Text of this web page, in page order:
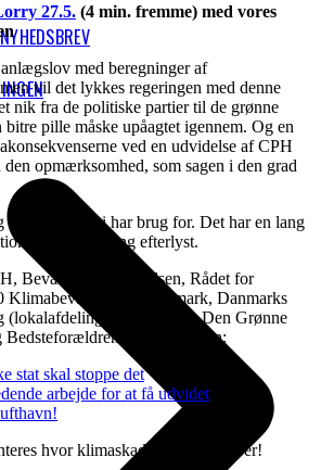
27.5. (4 min. fremme) med vores
med beregninger af
vil det lykkes regeringen med denne
nik fra de politiske partier til de grønne
pille måske upåagtet igennem. Og en
ved en udvidelse af CPH
den opmærksomhed, som sagen i den grad
det sidste vi har brug for. Det har en lang
gang på gang efterlyst.
Bevar Jordforbindelsen, Rådet for
Klimabevægelsen i Danmark, Danmarks
(lokalafdeling København), Den Grønne
Bedsteforældrenes Klimaaktion:
stat skal stoppe det
arbejde for at få udvidet
hvor klimaskadeligt projektet er!